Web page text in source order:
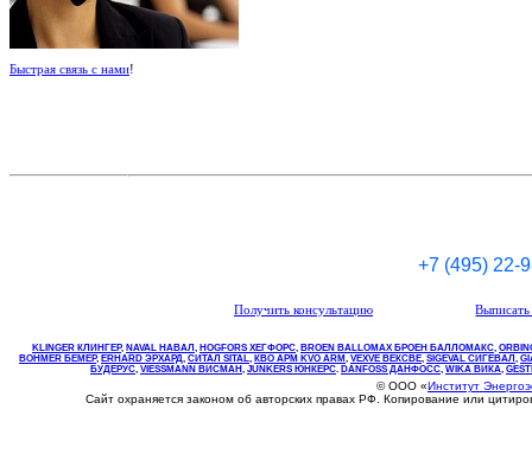
Быстрая связь с нами!
+7 (495) 22-
Получить консультацию
KLINGER КЛИНГЕР, NAVAL НАВАЛ , НOGFORS ХЕГФОРС, BROEN BALLOMAX БРОЕН БАЛЛОМАКС,
BOHMER БЕМЕР, ERHARD ЭРХАРД, СИТАЛ SITAL, КВО АРМ KVO ARM, VEXVE ВЕКСВЕ, SIGEVAL СИГЕВАЛ ,
БУДЕРУС, VIESSMANN ВИСМАН , JUNKERS ЮНКЕРС. DANFOSS ДАНФОСС, WIKA ВИКА,
© ООО «Институт
Сайт охраняется законом об авторских правах РФ. Копирование или